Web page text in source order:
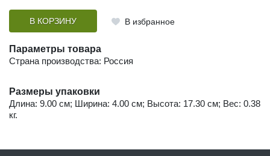
В КОРЗИНУ В избранное
Параметры товара
Страна производства: Россия
Размеры упаковки
Длина: 9.00 см; Ширина: 4.00 см; Высота: 17.30 см; Вес: 0.38
кг.